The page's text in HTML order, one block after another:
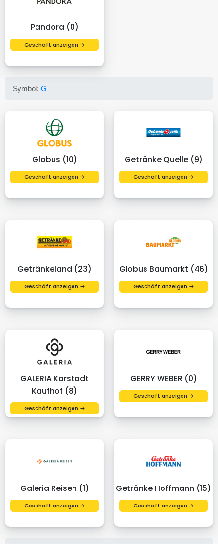
Pandora (0)
Geschäft anzeigen →
Symbol:G
Globus (10)
Geschäft anzeigen →
Getränke Quelle (9)
Geschäft anzeigen →
Getränkeland (23)
Geschäft anzeigen →
Globus Baumarkt (46)
Geschäft anzeigen →
GALERIA Karstadt
Kaufhof (8)
Geschäft anzeigen →
GERRY WEBER (0)
Geschäft anzeigen →
Galeria Reisen (1)
Geschäft anzeigen →
Getränke Hoffmann (15)
Geschäft anzeigen →